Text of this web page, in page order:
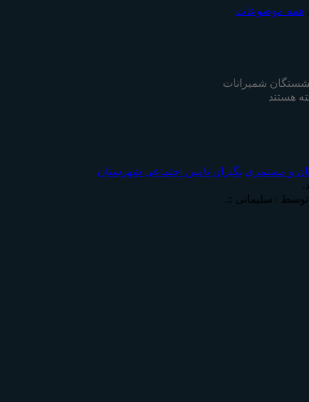
, همه موضوعات
شمیرانات
هستند
و مستمری بگیران تامين اجتماعی شهرستان